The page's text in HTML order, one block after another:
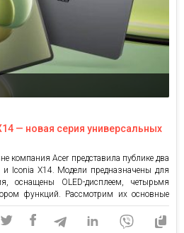
— новая серия универсальных
компания Acer представила публике два
Iconia X14. Модели предназначены для
оснащены OLED-дисплеем, четырьмя
функций. Рассмотрим их основные
и мощный Acer Iconia X12 Планшет Iconia
дисплей с частотой обновления 60 Гц,